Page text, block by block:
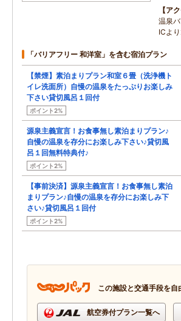
ア
温泉
ICよ
「バリアフリー 和洋室」を含む宿泊プラン
【禁煙】素泊まりプラン和室６畳（洗浄機ト
イレ洗面所）自慢の温泉をたっぷりお楽しみ
下さい貸切風呂１回付
ポイント2%
源泉主義宣言！お食事無し素泊まりプラン♪
自慢の温泉を存分にお楽しみ下さい♪貸切風
呂１回無料特典付♪
ポイント2%
【事前決済】源泉主義宣言！お食事無し素泊
まりプラン♪自慢の温泉を存分にお楽しみ下
さい♪貸切風呂１回付
ポイント2%
この施設と交通手段を
航空券付プラン一覧へ